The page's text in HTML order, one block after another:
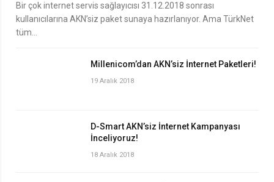
Bir çok internet servis sağlayıcısı 31.12.2018 sonrası
kullanıcılarına AKN’siz paket sunaya hazırlanıyor. Ama TürkNet
tüm…
Millenicom’dan AKN’siz İnternet Paketleri!
19 Aralık 2018
D-Smart AKN’siz İnternet Kampanyası
İnceliyoruz!
18 Aralık 2018